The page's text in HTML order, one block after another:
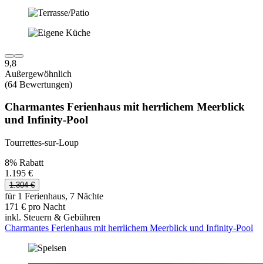
9,8
Außergewöhnlich
(64 Bewertungen)
Charmantes Ferienhaus mit herrlichem Meerblick
und Infinity-Pool
Tourrettes-sur-Loup
8% Rabatt
1.195 €
1.304 €
für 1 Ferienhaus, 7 Nächte
171 € pro Nacht
inkl. Steuern & Gebühren
Charmantes Ferienhaus mit herrlichem Meerblick und Infinity-Pool